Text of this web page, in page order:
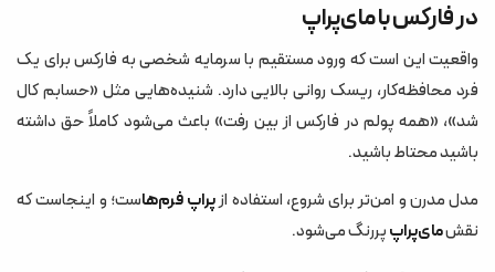
در فارکس با مای‌پراپ
واقعیت این است که ورود مستقیم با سرمایه شخصی به فارکس برای یک
فرد محافظه‌کار، ریسک روانی بالایی دارد. شنیده‌هایی مثل «حسابم کال
شد»، «همه پولم در فارکس از بین رفت» باعث می‌شود کاملاً حق داشته
باشید محتاط باشید.
مدل مدرن و امن‌تر برای شروع، استفاده ازپراپ فرم‌هاست؛ و اینجاست که
نقشمای‌پراپپررنگ می‌شود.